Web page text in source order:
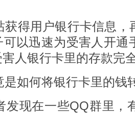
获得用户银行卡信息，
以迅速为受害人开通
人银行卡里的存款完
是如何将银行卡里的钱
发现在一些QQ群里，